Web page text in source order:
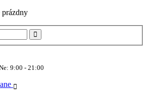
9:00 - 21:00